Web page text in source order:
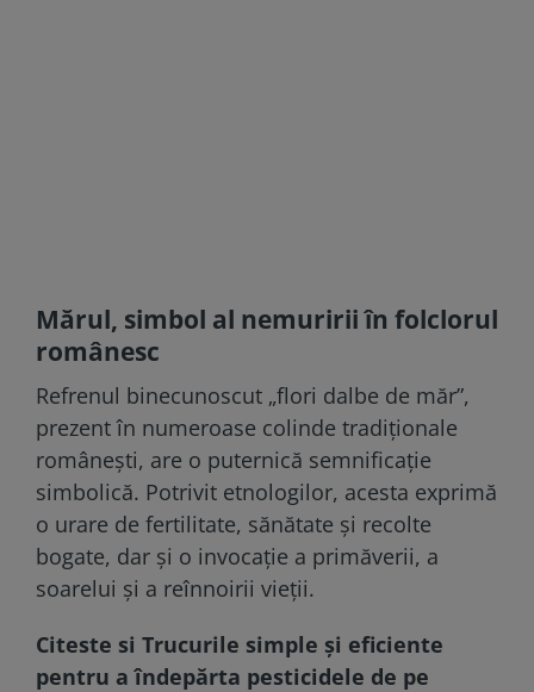
Mărul, simbol al nemuririi în folclorul
românesc
Refrenul binecunoscut „flori dalbe de măr”,
prezent în numeroase colinde tradiționale
românești, are o puternică semnificație
simbolică. Potrivit etnologilor, acesta exprimă
o urare de fertilitate, sănătate și recolte
bogate, dar și o invocație a primăverii, a
soarelui și a reînnoirii vieții.
Citeste si Trucurile simple și eficiente
pentru a îndepărta pesticidele de pe